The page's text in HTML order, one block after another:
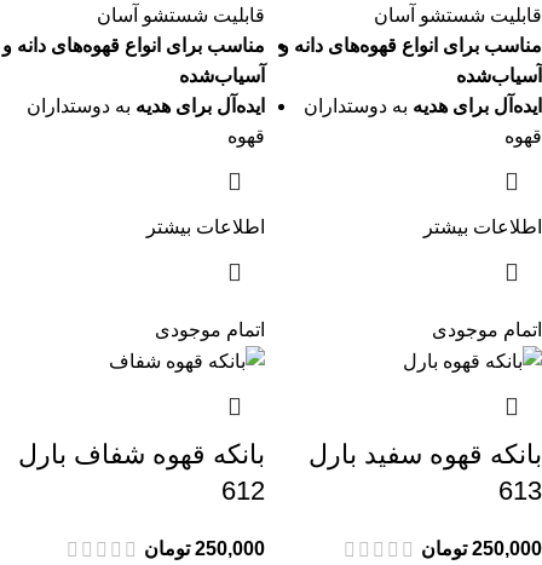
قابلیت شستشو آسان
مناسب برای انواع قهوه‌های دانه و
آسیاب‌شده
ایده‌آل برای هدیه به دوستداران
قهوه
اطلاعات بیشتر
قابلیت شستشو آسان
مناسب برای انواع قهوه‌های دانه و
آسیاب‌شده
ایده‌آل برای هدیه به دوستداران
قهوه
اطلاعات بیشتر
اتمام موجودی
بانکه قهوه سفید بارل
613
250,000 تومان
اتمام موجودی
بانکه قهوه شفاف بارل
612
250,000 تومان